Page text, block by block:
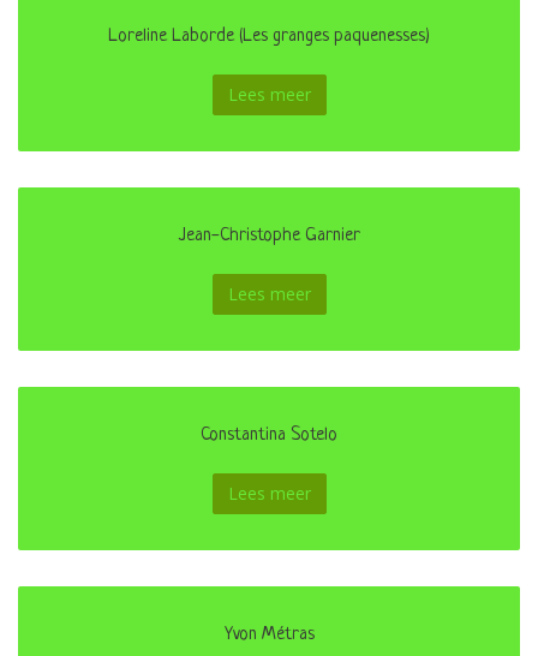
Loreline Laborde (Les granges paquenesses)
Lees meer
Jean-Christophe Garnier
Lees meer
Constantina Sotelo
Lees meer
Yvon Métras